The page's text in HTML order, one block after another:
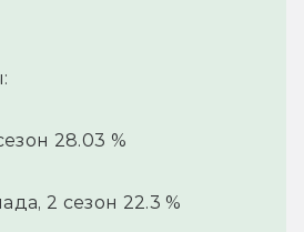
28.03 %
2 сезон 22.3 %